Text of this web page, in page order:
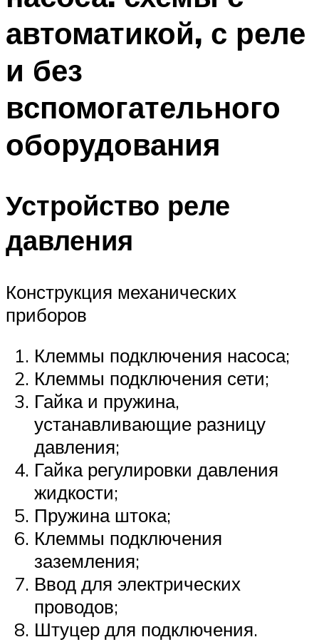
автоматикой, с реле
и без
вспомогательного
оборудования
Устройство реле
давления
Конструкция механических
приборов
Клеммы подключения насоса;
Клеммы подключения сети;
Гайка и пружина,
устанавливающие разницу
давления;
Гайка регулировки давления
жидкости;
Пружина штока;
Клеммы подключения
заземления;
Ввод для электрических
проводов;
Штуцер для подключения.